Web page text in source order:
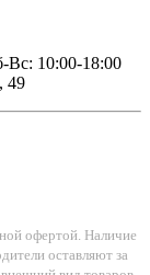
10:00-18:00
49
офертой. Наличие
оставляют за